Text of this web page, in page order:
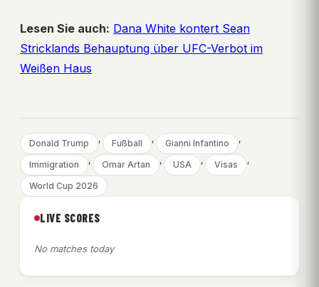
Lesen Sie auch: Dana White kontert Sean
Stricklands Behauptung über UFC-Verbot im
Weißen Haus
Donald Trump , Fußball , Gianni Infantino ,
Immigration , Omar Artan , USA , Visas ,
World Cup 2026
LIVE SCORES
No matches today